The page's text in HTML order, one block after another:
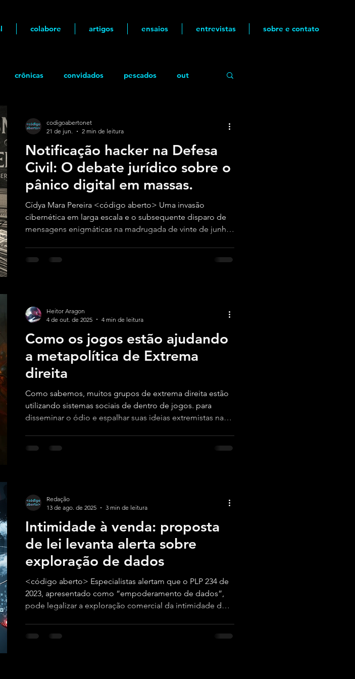
colabore artigos ensaios entrevistas sobre e contato
crônicas convidados pescados out
Notificação hacker na Defesa
Civil: O debate jurídico sobre o
pânico digital em massas.
Cídya Mara Pereira <código aberto> Uma invasão
cibernética em larga escala e o subsequente disparo de
mensagens enigmáticas na madrugada de vinte de junho
codigoabertonet
21 de jun.
2 min de leitura
Como os jogos estão ajudando
a metapolítica de Extrema
direita
Como sabemos, muitos grupos de extrema direita estão
utilizando sistemas sociais de dentro de jogos. para
disseminar o ódio e espalhar suas ideias extremistas na
podem dar.
Heitor Aragon
4 de out. de 2025
4 min de leitura
Intimidade à venda: proposta
de lei levanta alerta sobre
exploração de dados
<código aberto> Especialistas alertam que o PLP 234 de
2023, apresentado como “empoderamento de dados”,
pode legalizar a exploração comercial da intimidade dos
Rachid e Leandro ModoloSua vida digital pode virar
Redação
13 de ago. de 2025
3 min de leitura